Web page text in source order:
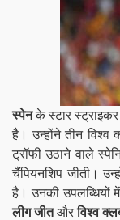
स्पेनके स्टार
है। उन्होंने तीन
ट्रॉफी उठाने वाले
चैंपियनशिप जीती।
है। उनकी उपलब्धियों
लीग जीतऔरविश्व